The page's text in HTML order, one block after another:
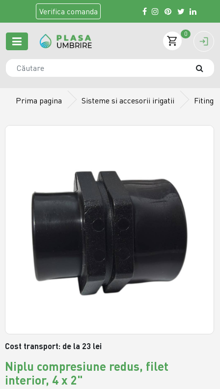
Verifica comanda
0
Prima pagina Sisteme si accesorii irigatii
Cost transport: de la 23 lei
Niplu compresiune redus, filet
interior, 4 x 2"